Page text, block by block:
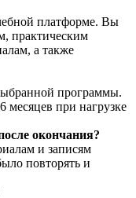
платформе. Вы
практическим
а также
программы.
месяцев при нагрузке
окончания?
и записям
повторять и